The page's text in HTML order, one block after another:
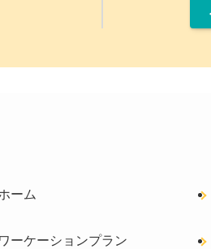
ーム
ワーケーションプラン